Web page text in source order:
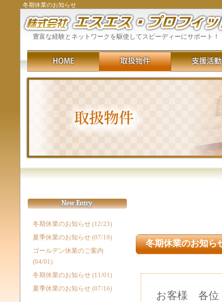
冬期休業のお知らせ
豊富な経験とネットワークを駆使してスピーディーにサポート！
冬期休業のお知らせ (12/23)
夏季休業のお知らせ (07/19)
ゴールデン休業のご案内
(04/01)
冬期休業のお知らせ (11/01)
夏季休業のお知らせ (07/16)
冬期休業のお知ら
お客様 各位